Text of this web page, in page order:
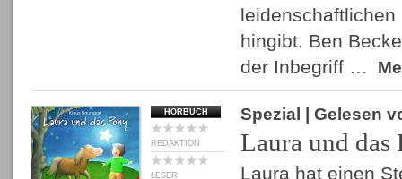
hingibt. Ben
der Inbegriff …
HÖRBUCH
REDAKTION
LESER
Spezial | Gelesen
Laura und das
Laura hat einen